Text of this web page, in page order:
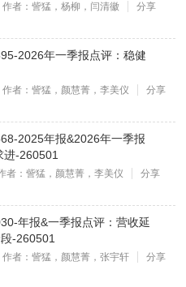
作者：訾猛，杨柳，闫清徽
分享
2026年一季报点评：稳健
作者：訾猛，颜慧菁，李美仪
分享
2025年报&2026年一季报
进-260501
者：訾猛，颜慧菁，李美仪
分享
年报&一季报点评：营收延
-260501
作者：訾猛，颜慧菁，张宇轩
分享